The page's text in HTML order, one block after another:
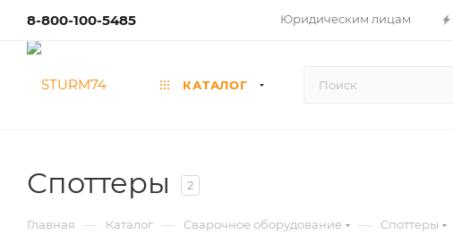
8-800-100-5485 Юридическим лицам
КАТАЛОГ
Споттеры 2
Главная — Каталог — Сварочное оборудование — Споттеры